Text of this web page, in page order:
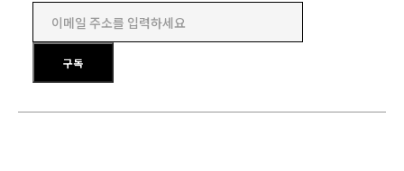
구독